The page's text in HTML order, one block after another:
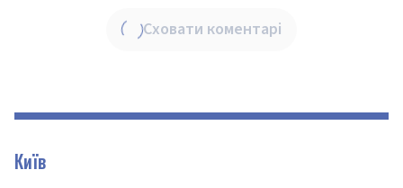
Сховати коментарі
Київ